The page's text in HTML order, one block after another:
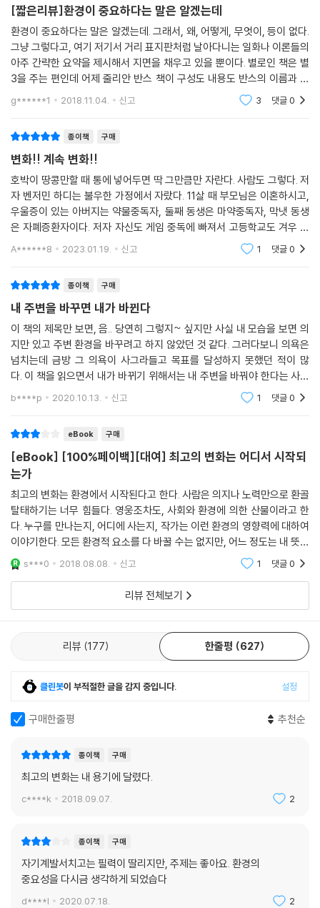
실에 안주해 그대로 살고자 한다면 익숙한 것들을 선택해야 하지만 진정한
성장과 변화를 원한다면 성장점을 자극하는 환경, 변화를 이끄는 데 긍정
적인 영향을 주는 사람들을 만나기 위해 노력해야 한다.
내가 사는 공간, 만나는 사람, 접하는 정보, 먹는 음식…
우리 자신도, 우리의 삶도 스스로가 선택한 환경의 산물이다!
환경이 유전보다 훨씬 중요하다. 스스로 어떤 사람이 될지 정하고 거기에
맞게 환경을 리셋하면 수월하게 원하는 것을 얻을 수 있다. 나아가 우리가
애써 들이던 노력의 에너지를 다른 데 쓸 수 있다. 자, 무엇을 원하는지 목
표를 세워라! 그리고 목표 달성을 방해하는 주변의 환경과 소음을 제거하
고, 원하는 것을 얻기에 가장 좋은 곳으로 환경 설정을 하라! 그러면 저자
의 말처럼 자신의 나약한 의지력을 탓하지 않으면서도 원하는 목표를 향해
보다 쉽고, 빠르고, 확실하게 나아갈 수 있을 것이다.
[짧은리뷰]환경이 중요하다는 말은 알겠는데
환경이 중요하다는 말은 알겠는데. 그래서, 왜, 어떻게, 무엇이, 등이 없다.
그냥 그렇다고, 여기 저기서 거리 표지판처럼 날아다니는 일화나 이론들의
아주 간략한 요약을 제시해서 지면을 채우고 있을 뿐이다. 별로인 책은 별
3을 주는 편인데 어제 줄리안 반스 책이 구성도 내용도 반스의 이름과 기
대에 못미쳐서 별3을 준것과 상대적 비교를 한다면 별1개로도 과하다. 이
책이 별 2
g******1 2018.11.04. 신고 3 댓글0
종이책 구매
변화!! 계속 변화!!
호박이 땅콩만할 때 통에 넣어두면 딱 그만큼만 자란다. 사람도 그렇다. 저
자 벤저민 하디는 불우한 가정에서 자랐다. 11살 때 부모님은 이혼하시고,
우울증이 있는 아버지는 약물중독자, 둘째 동생은 마약중독자, 막냇 동생
은 자폐증환자이다. 저자 자신도 게임 중독에 빠져서 고등학교도 겨우 졸
업하고 전문대학에 다니며 식당아르바이트를 전전하며 지내다 미국의 정
A******8 2023.01.19. 신고 1 댓글0
종이책 구매
내 주변을 바꾸면 내가 바뀐다
이 책의 제목만 보면, 음.. 당연히 그렇지~ 싶지만 사실 내 모습을 보면 의
지만 있고 주변 환경을 바꾸려고 하지 않았던 것 같다. 그러다보니 의욕은
넘치는데 금방 그 의욕이 사그라들고 목표를 달성하지 못했던 적이 많
다. 이 책을 읽으면서 내가 바뀌기 위해서는 내 주변을 바꿔야 한다는 사실
을 다시 상기했다. 내 주변에 부정적인 사람이 있으면 내가 부정적인 사람
에게 물드는 것처
b****p 2020.10.13. 신고 1 댓글0
eBook 구매
[eBook] [100%페이백][대여] 최고의 변화는 어디서 시작되
는가
최고의 변화는 환경에서 시작된다고 한다. 사람은 의지나 노력만으로 환골
탈태하기는 너무 힘들다. 영웅조차도, 사회와 환경에 의한 산물이라고 한
다. 누구를 만나는지, 어디에 사는지, 작가는 이런 환경의 영향력에 대하여
이야기한다. 모든 환경적 요소를 다 바꿀 수는 없지만, 어느 정도는 내 뜻대
로 변화시킬 수 있다. 여행이나 일정한 휴식을 통해 절정체험(경험자에게
신비롭고 마
s***0 2018.08.08. 신고 1 댓글0
리뷰 전체보기
리뷰 177 한줄평 627
클린봇이 부적절한 글을 감지 중입니다. 설정
구매한줄평 추천순
종이책 구매
최고의 변화는 내 용기에 달렸다.
c****k 2018.09.07. 2
종이책 구매
자기계발서치고는 필력이 딸리지만, 주제는 좋아요. 환경의
중요성을 다시금 생각하게 되었습다
d****l 2020.07.18. 2